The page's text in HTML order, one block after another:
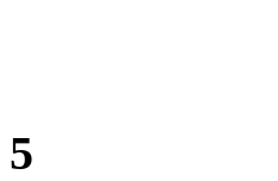
5